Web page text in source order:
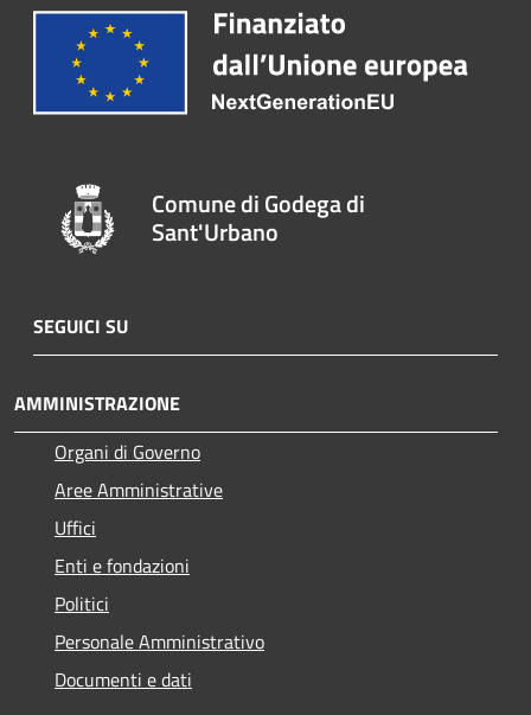
Comune di Godega di
Sant'Urbano
SEGUICI SU
AMMINISTRAZIONE
Organi di Governo
Aree Amministrative
Uffici
Enti e fondazioni
Politici
Personale Amministrativo
Documenti e dati